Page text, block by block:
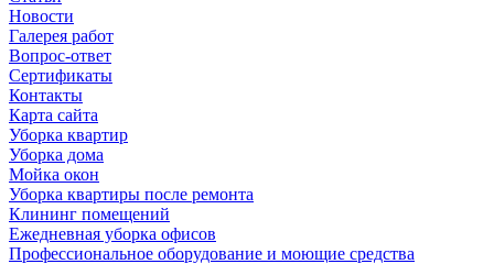
Новости
Галерея работ
Вопрос-ответ
Сертификаты
Контакты
Карта сайта
Уборка квартир
Уборка дома
Мойка окон
Уборка квартиры после ремонта
Клининг помещений
Ежедневная уборка офисов
Профессиональное оборудование и моющие средства